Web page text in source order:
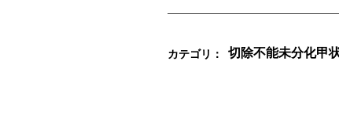
カテゴリ： 切除不能未分化甲